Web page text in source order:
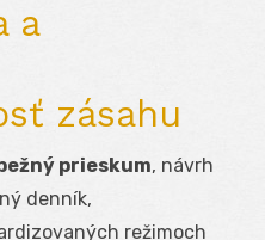
a
zásahu
prieskum, návrh
denník,
režimoch